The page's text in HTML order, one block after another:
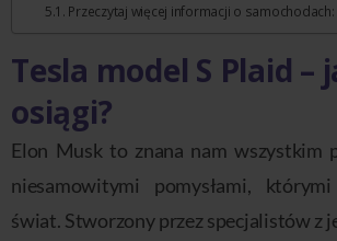
Przeczytaj więcej informacji o samochodach:
Tesla model S Plaid –
osiągi?
Elon Musk to znana nam wszystkim
niesamowitymi pomysłami,
świat. Stworzony przez specjalistów z